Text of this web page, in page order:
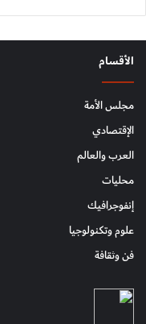
الأقسام
مجلس الأمة
الإقتصادي
العرب والعالم
محليات
إنفوجرافيك
علوم وتكنولوجيا
فن وثقافة